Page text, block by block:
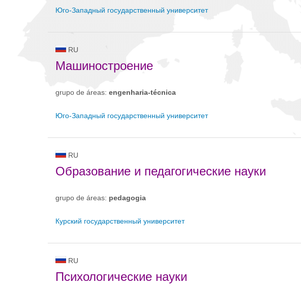
Юго-Западный государственный университет
RU
Машиностроение
grupo de áreas: engenharia-técnica
Юго-Западный государственный университет
RU
Образование и педагогические науки
grupo de áreas: pedagogia
Курский государственный университет
RU
Психологические науки